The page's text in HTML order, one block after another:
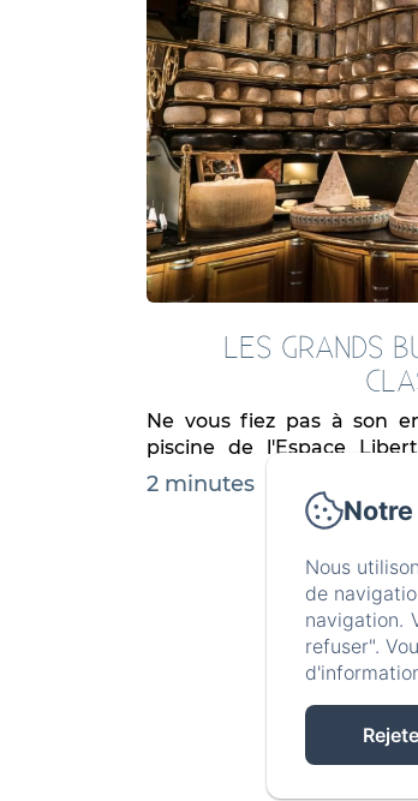
LES GRANDS
Ne vous fiez pas à son
piscine de l'Espace
avant de vous décider de
2 minutes
Nous
de
navigation.
refuser".